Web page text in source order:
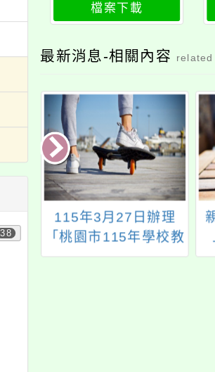
38
檔案下載
最新消息-相關內容
115年3月27日辦理
「桃園市115年學校教
職員『養愛護樹木』